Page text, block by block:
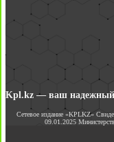
Kpl.kz — ваш надежный
Сетевое издание «KPLKZ»
09.01.2025